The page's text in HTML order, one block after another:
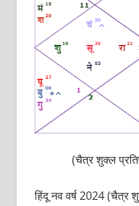
(चैत्र शुक्ल
हिंदू नव वर्ष 2024 (चैत्र